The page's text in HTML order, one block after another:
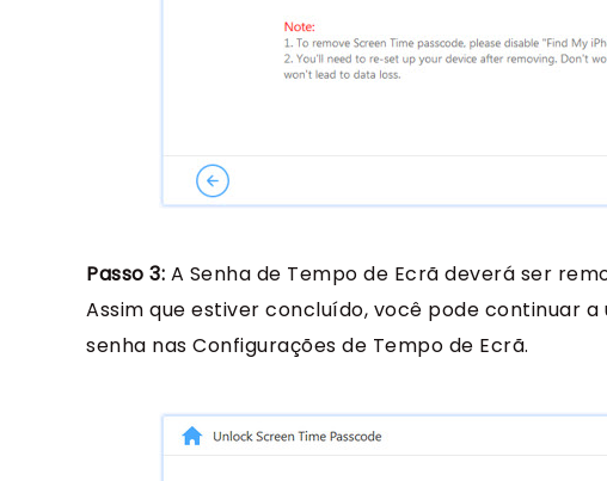
Passo 3: A Senha de Tempo de Ecrã deverá ser
Assim que estiver concluído, você pode continuar
senha nas Configurações de Tempo de Ecrã.